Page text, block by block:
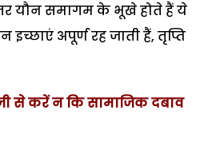
यौन समागम के भूखे होते हैं ये
अपूर्ण रह जाती हैं, तृप्ति
से करें न कि सामाजिक दबाव